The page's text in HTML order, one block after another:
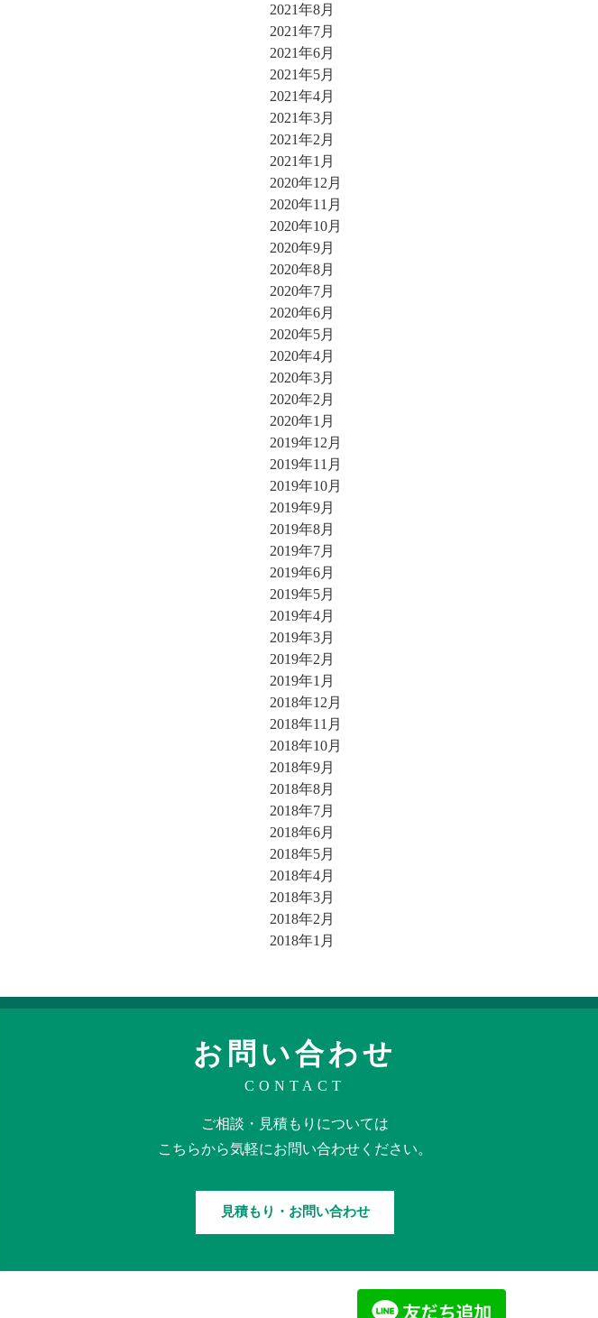
2021年8月
2021年7月
2021年6月
2021年5月
2021年4月
2021年3月
2021年2月
2021年1月
2020年12月
2020年11月
2020年10月
2020年9月
2020年8月
2020年7月
2020年6月
2020年5月
2020年4月
2020年3月
2020年2月
2020年1月
2019年12月
2019年11月
2019年10月
2019年9月
2019年8月
2019年7月
2019年6月
2019年5月
2019年4月
2019年3月
2019年2月
2019年1月
2018年12月
2018年11月
2018年10月
2018年9月
2018年8月
2018年7月
2018年6月
2018年5月
2018年4月
2018年3月
2018年2月
2018年1月
お問い合わせ
CONTACT
ご相談・見積もりについては
こちらから気軽にお問い合わせください。
見積もり・お問い合わせ